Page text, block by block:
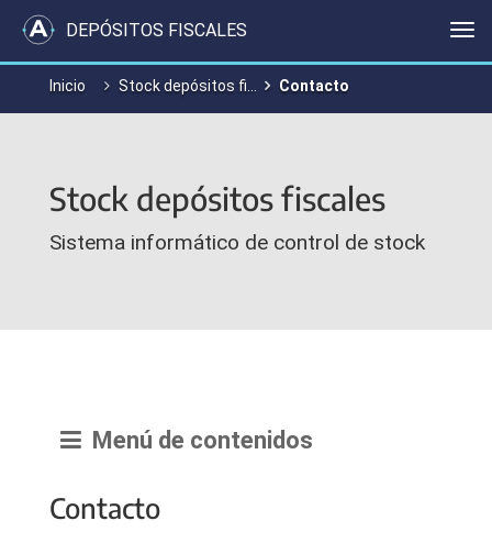
DEPÓSITOS FISCALES
Inicio Stock depósitos fiscales Contacto
Stock depósitos fiscales
Sistema informático de control de stock
Menú de contenidos
Contacto